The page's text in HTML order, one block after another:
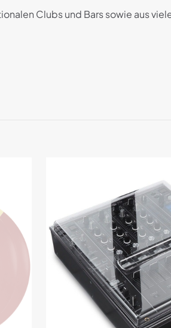
Clubs und Bars sowie aus
5 Sternen
5 von
5 Sternen